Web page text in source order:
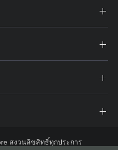
สงวนลิขสิทธิ์ทุกประการ